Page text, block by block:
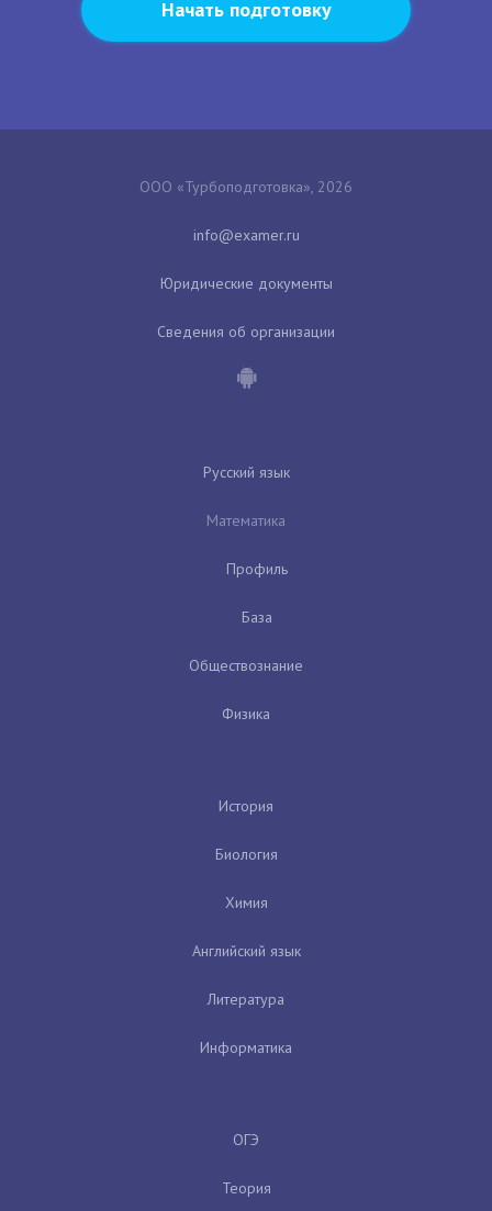
Начать подготовку
ООО «Турбоподготовка», 2026
Юридические документы
Сведения об организации
Русский язык
Математика
Профиль
База
Обществознание
Физика
История
Биология
Химия
Английский язык
Литература
Информатика
ОГЭ
Теория